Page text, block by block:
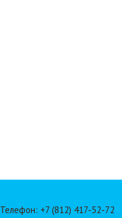
Телефон: +7 (812) 417-52-72